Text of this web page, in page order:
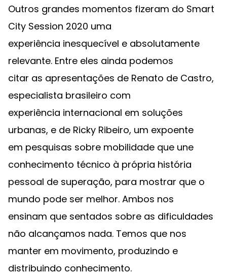
Outros grandes momentos fizeram do Smart
City Session 2020 uma
experiência inesquecível e absolutamente
relevante. Entre eles ainda podemos
citar as apresentações de Renato de Castro,
especialista brasileiro com
experiência internacional em soluções
urbanas, e de Ricky Ribeiro, um expoente
em pesquisas sobre mobilidade que une
conhecimento técnico à própria história
pessoal de superação, para mostrar que o
mundo pode ser melhor. Ambos nos
ensinam que sentados sobre as dificuldades
não alcançamos nada. Temos que nos
manter em movimento, produzindo e
distribuindo conhecimento.